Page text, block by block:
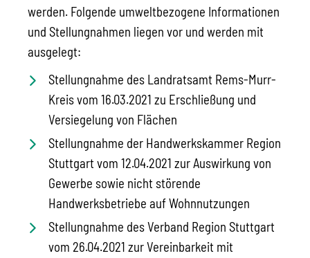
werden. Folgende umweltbezogene Informationen
und Stellungnahmen liegen vor und werden mit
ausgelegt:
Stellungnahme des Landratsamt Rems-Murr-
Kreis vom 16.03.2021 zu Erschließung und
Versiegelung von Flächen
Stellungnahme der Handwerkskammer Region
Stuttgart vom 12.04.2021 zur Auswirkung von
Gewerbe sowie nicht störende
Handwerksbetriebe auf Wohnnutzungen
Stellungnahme des Verband Region Stuttgart
vom 26.04.2021 zur Vereinbarkeit mit